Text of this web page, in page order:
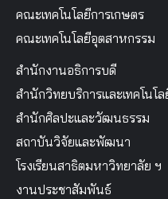
คณะเทคโนโลยีการเกษตร
คณะเทคโนโลยีอุตสาหกรรม
สำนักงานอธิการบดี
สำนักวิทยบริการและเทคโนโล
สำนักศิลปะและวัฒนธรรม
สถาบันวิจัยและพัฒนา
โรงเรียนสาธิตมหาวิทยาลัย ฯ
งานประชาสัมพันธ์